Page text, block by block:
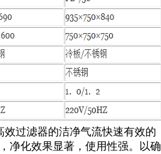
过滤器的洁净气流快速有效的
净化效果显著，使用性强。以确